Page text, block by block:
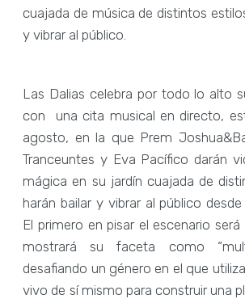
cuajada de música de distintos
y vibrar al público.
Las Dalias celebra por todo lo alto
con una cita musical en directo,
agosto, en la que Prem
Tranceuntes y Eva Pacífico darán
mágica en su jardín cuajada de
harán bailar y vibrar al público desde
El primero en pisar el escenario
mostrará su faceta como
desafiando un género en el que
vivo de sí mismo para construir una